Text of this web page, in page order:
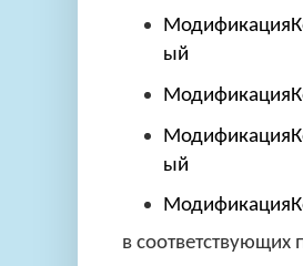
ый
ый
в соответствующих